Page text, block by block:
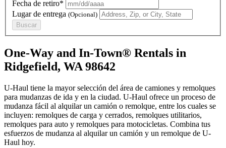
Fecha de retiro*
Lugar de entrega (Opcional)
Buscar
One-Way and In-Town® Rentals in
Ridgefield, WA 98642
U-Haul tiene la mayor selección del área de camiones y remolques
para mudanzas de ida y en la ciudad. U-Haul ofrece un proceso de
mudanza fácil al alquilar un camión o remolque, entre los cuales se
incluyen: remolques de carga y cerrados, remolques utilitarios,
remolques para auto y remolques para motocicletas. Combina tus
esfuerzos de mudanza al alquilar un camión y un remolque de U-
Haul hoy.